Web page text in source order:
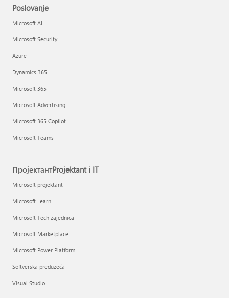
Poslovanje
Microsoft AI
Microsoft Security
Azure
Dynamics 365
Microsoft 365
Microsoft Advertising
Microsoft 365 Copilot
Microsoft Teams
ПројектантProjektant i IT
Microsoft projektant
Microsoft Learn
Microsoft Tech zajednica
Microsoft Marketplace
Microsoft Power Platform
Softverska preduzeća
Visual Studio